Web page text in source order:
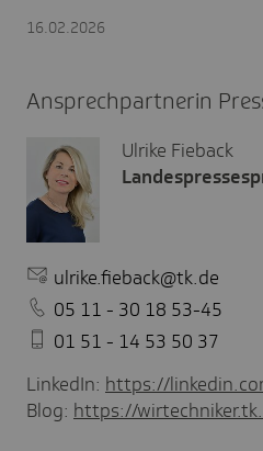
16.02.2026
Ansprechpartnerin
Ulrike Fieback
ulrike.fieback@tk.de
05 11 - 30 18 53-45
01 51 - 14 53 50 37
LinkedIn: https://
Blog: https://